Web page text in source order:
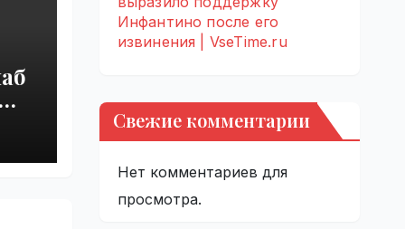
Инфантино после его
извинения | VseTime.ru
Свежие комментарии
Нет комментариев для
просмотра.